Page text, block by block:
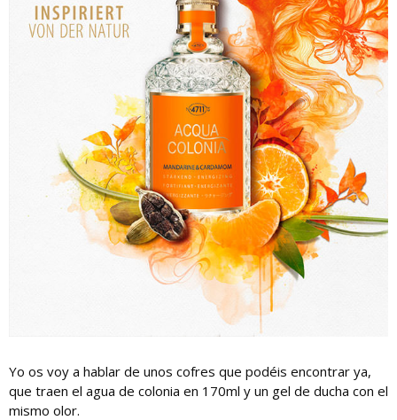
Yo os voy a hablar de unos cofres que podéis encontrar ya,
que traen el agua de colonia en 170ml y un gel de ducha con el
mismo olor.